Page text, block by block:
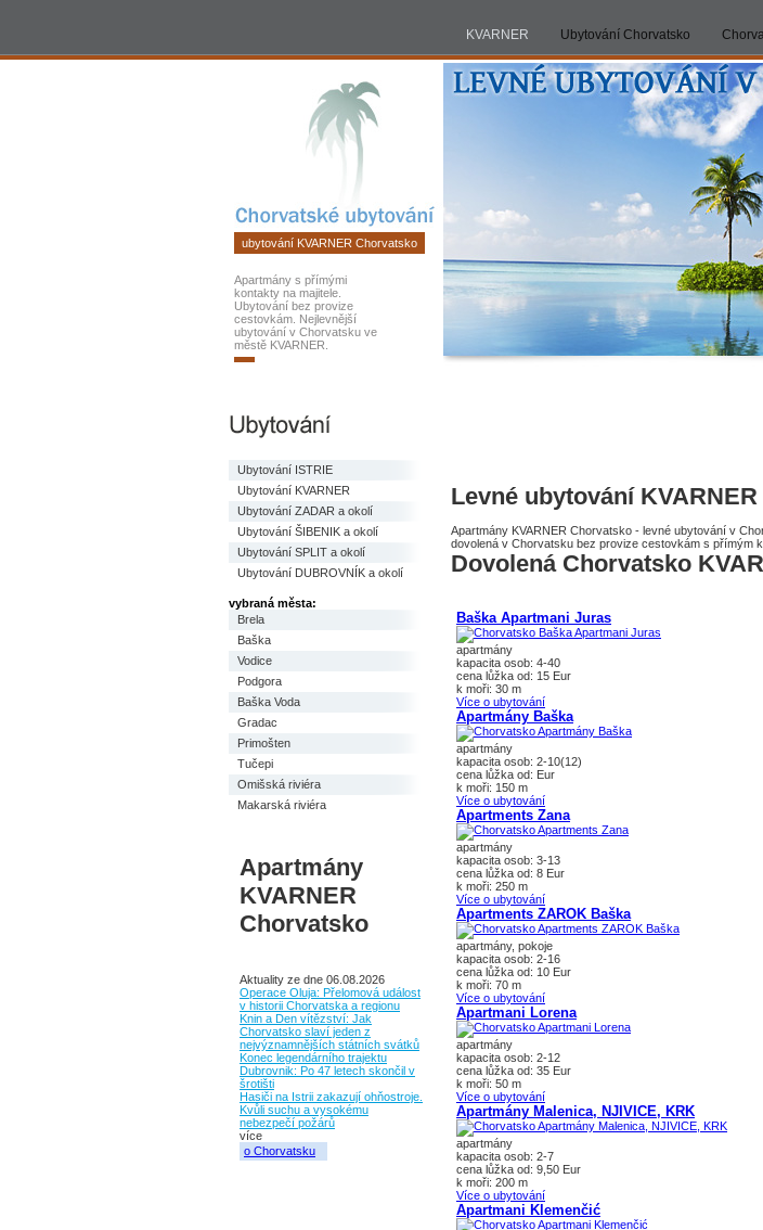
2026
KVARNER Ubytování Chorvatsko
ubytování KVARNER Chorvatsko
Apartmány s přímými
kontakty na majitele.
Ubytování bez provize
cestovkám. Nejlevnější
ubytování v Chorvatsku ve
městě KVARNER.
Ubytování ISTRIE
Ubytování KVARNER
Ubytování ZADAR a okolí
Ubytování ŠIBENIK a okolí
Ubytování SPLIT a okolí
Ubytování DUBROVNÍK a okolí
vybraná města:
Brela
Baška
Vodice
Podgora
Baška Voda
Gradac
Primošten
Tučepi
Omišská riviéra
Makarská riviéra
Apartmány
KVARNER
Chorvatsko
Aktuality ze dne 06.08.2026
Operace Oluja: Přelomová událost
v historii Chorvatska a regionu
Knin a Den vítězství: Jak
Chorvatsko slaví jeden z
nejvýznamnějších státních svátků
Konec legendárního trajektu
Dubrovnik: Po 47 letech skončil v
šrotišti
Hasiči na Istrii zakazují ohňostroje.
Kvůli suchu a vysokému
nebezpečí požárů
více
o Chorvatsku
Levné ubytování
Apartmány KVARNER Chorvatsko - levné ubytování v
dovolená v Chorvatsku bez provize cestovkám s přímým
Dovolená Chorvatsko
Baška Apartmani Juras
apartmány
kapacita osob: 4-40
cena lůžka od: 15 Eur
k moři: 30 m
Více o ubytování
Apartmány Baška
apartmány
kapacita osob: 2-10(12)
cena lůžka od: Eur
k moři: 150 m
Více o ubytování
Apartments Zana
apartmány
kapacita osob: 3-13
cena lůžka od: 8 Eur
k moři: 250 m
Více o ubytování
Apartments ZAROK Baška
apartmány, pokoje
kapacita osob: 2-16
cena lůžka od: 10 Eur
k moři: 70 m
Více o ubytování
Apartmani Lorena
apartmány
kapacita osob: 2-12
cena lůžka od: 35 Eur
k moři: 50 m
Více o ubytování
Apartmány Malenica, NJIVICE, KRK
apartmány
kapacita osob: 2-7
cena lůžka od: 9,50 Eur
k moři: 200 m
Více o ubytování
Apartmani Klemenčić